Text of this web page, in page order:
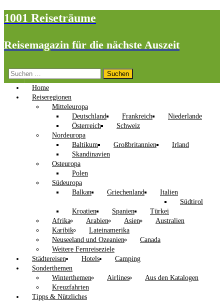
1001 Reiseträume
Reisemagazin für die nächste Auszeit
Suchen
nach:
Home
Reiseregionen
Mitteleuropa
Deutschland
Frankreich
Niederlande
Österreich
Schweiz
Nordeuropa
Baltikum
Großbritannien
Irland
Skandinavien
Osteuropa
Polen
Südeuropa
Balkan
Griechenland
Italien
Südtirol
Kroatien
Spanien
Türkei
Afrika
Arabien Asien
Australien
Karibik
Lateinamerika
Neuseeland und Ozeanien
Canada
Weitere Fernreiseziele
Städtereisen
Hotels
Camping
Sonderthemen
Winterthemen
Airlines
Aus den Katalogen
Kreuzfahrten
Tipps & Nützliches